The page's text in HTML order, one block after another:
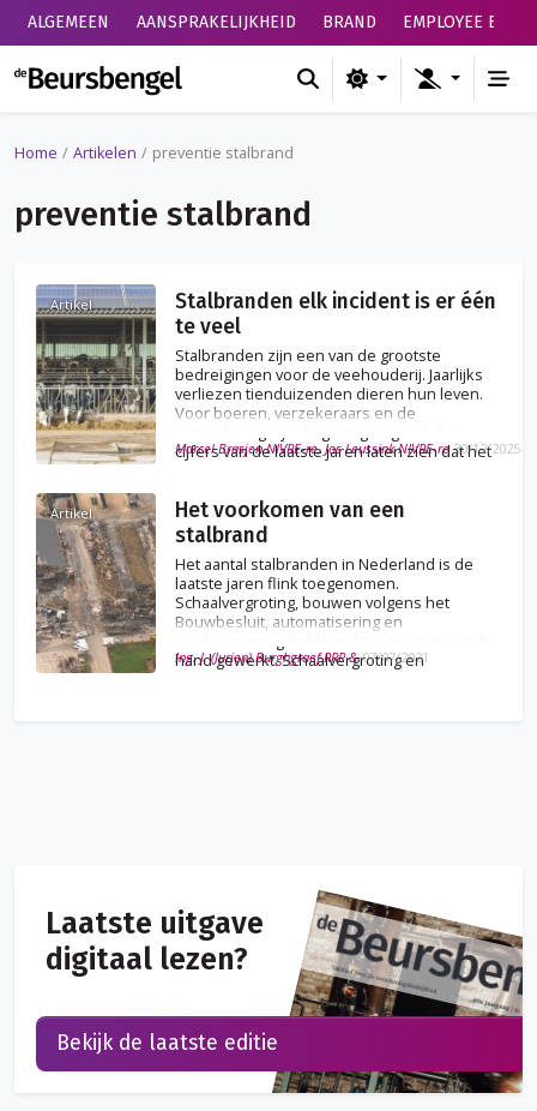
ALGEMEEN AANSPRAKELIJKHEID BRAND EMPLOYEE
de Beursbengel
Home Artikelen preventie stalbrand
preventie stalbrand
Artikel
Stalbranden elk incident is er één
te veel
Stalbranden zijn een van de grootste
bedreigingen voor de veehouderij. Jaarlijks
verliezen tienduizenden dieren hun leven.
Voor boeren, verzekeraars en de
cijfers van de laatste jaren laten zien dat het
Marcel Brasjen NIVRE-re, Jos Leussink NIVRE-re 30/12/2025
Artikel
Het voorkomen van een
stalbrand
Het aantal stalbranden in Nederland is de
laatste jaren flink toegenomen.
Schaalvergroting, bouwen volgens het
Bouwbesluit, automatisering en
hand gewerkt. Schaalvergroting en
Ing. J. (Jurjen) Burghgraef RRP &07/07/2021
Laatste uitgave
digitaal lezen?
Bekijk de laatste editie